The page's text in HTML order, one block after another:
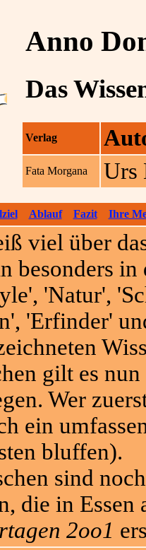
Anno
Das
Verlag
Fata Morgana Urs
Ablauf Fazit
Ihre
viel über
besonders
'Natur',
'Erfinder'
gilt es
Wer
ein
bluffen).
sind
die in Essen
2oo1